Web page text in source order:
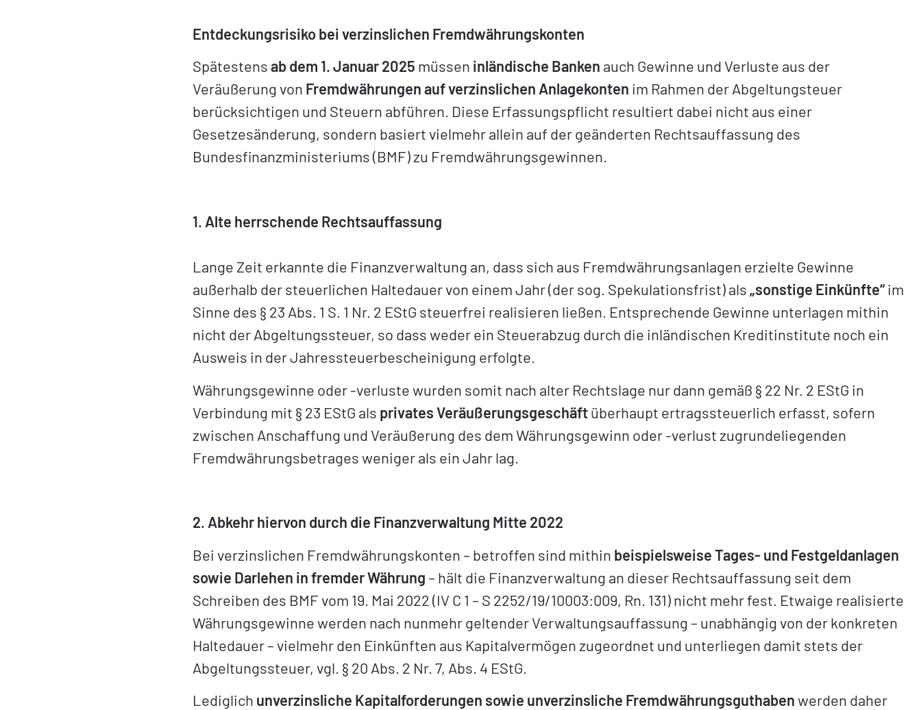
Entdeckungsrisiko bei verzinslichen Fremdwährungskonten
Spätestensab dem 1. Januar 2025 müssen inländische Banken auch Gewinne und Verluste aus der
Veräußerung von Fremdwährungen auf verzinslichen Anlagekonten im Rahmen der Abgeltungsteuer
berücksichtigen und Steuern abführen. Diese Erfassungspflicht resultiert dabei nicht aus einer
Gesetzesänderung, sondern basiert vielmehr allein auf der geänderten Rechtsauffassung des
Bundesfinanzministeriums (BMF) zu Fremdwährungsgewinnen.
1. Alte herrschende Rechtsauffassung
Lange Zeit erkannte die Finanzverwaltung an, dass sich aus Fremdwährungsanlagen erzielte Gewinne
außerhalb der steuerlichen Haltedauer von einem Jahr (der sog. Spekulationsfrist) als „sonstige Einkünfte“im
Sinne des § 23 Abs. 1 S. 1 Nr. 2 EStG steuerfrei realisieren ließen. Entsprechende Gewinne unterlagen mithin
nicht der Abgeltungssteuer, so dass weder ein Steuerabzug durch die inländischen Kreditinstitute noch ein
Ausweis in der Jahressteuerbescheinigung erfolgte.
Währungsgewinne oder -verluste wurden somit nach alter Rechtslage nur dann gemäß § 22 Nr. 2 EStG in
Verbindung mit § 23 EStG als privates Veräußerungsgeschäftüberhaupt ertragssteuerlich erfasst, sofern
zwischen Anschaffung und Veräußerung des dem Währungsgewinn oder -verlust zugrundeliegenden
Fremdwährungsbetrages weniger als ein Jahr lag.
2. Abkehr hiervon durch die Finanzverwaltung Mitte 2022
Bei verzinslichen Fremdwährungskonten – betroffen sind mithin beispielsweise Tages- und Festgeldanlagen
sowie Darlehen in fremder Währung– hält die Finanzverwaltung an dieser Rechtsauffassung seit dem
Schreiben des BMF vom 19. Mai 2022 (IV C 1 – S 2252/19/10003:009, Rn. 131) nicht mehr fest. Etwaige realisierte
Währungsgewinne werden nach nunmehr geltender Verwaltungsauffassung – unabhängig von der konkreten
Haltedauer – vielmehr den Einkünften aus Kapitalvermögen zugeordnet und unterliegen damit stets der
Abgeltungssteuer, vgl. § 20 Abs. 2 Nr. 7, Abs. 4 EStG.
Lediglich unverzinsliche Kapitalforderungen sowie unverzinsliche Fremdwährungsguthabenwerden daher